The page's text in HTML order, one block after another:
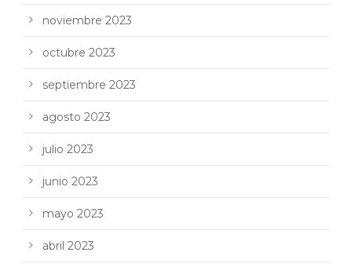
noviembre 2023
octubre 2023
septiembre 2023
agosto 2023
julio 2023
junio 2023
mayo 2023
abril 2023